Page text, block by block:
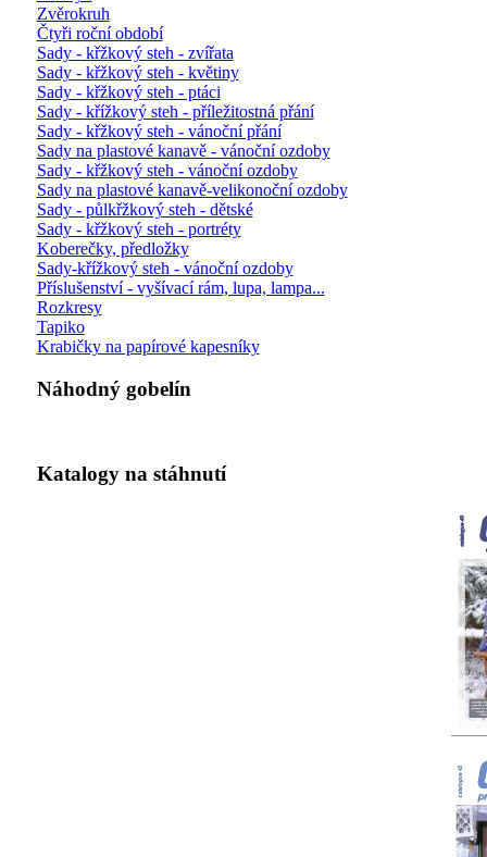
Zvěrokruh
Čtyři roční období
Sady - křžkový steh - zvířata
Sady - křžkový steh - květiny
Sady - křžkový steh - ptáci
Sady - křížkový steh - příležitostná přání
Sady - křžkový steh - vánoční přání
Sady na plastové kanavě - vánoční ozdoby
Sady - křžkový steh - vánoční ozdoby
Sady na plastové kanavě-velikonoční ozdoby
Sady - půlkřžkový steh - dětské
Sady - křžkový steh - portréty
Koberečky, předložky
Sady-křížkový steh - vánoční ozdoby
Příslušenství - vyšívací rám, lupa, lampa...
Rozkresy
Tapiko
Krabičky na papírové kapesníky
Náhodný gobelín
Katalogy na stáhnutí